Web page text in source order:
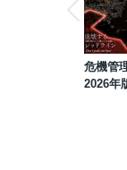
危機管
2026年